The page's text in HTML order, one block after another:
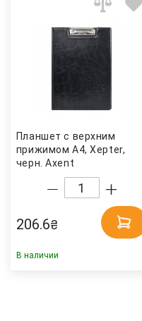
Планшет с верхним
прижимом А4, Xepter,
черн. Axent
206.6₴
В наличии